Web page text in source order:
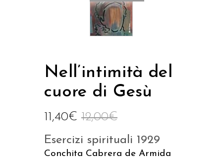
Nell’intimità del
cuore di Gesù
12,00€
11,40€
Esercizi spirituali 1929
Conchita Cabrera de Armida